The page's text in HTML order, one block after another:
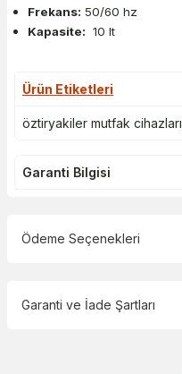
Frekans: 50/60 hz
Kapasite: 10 lt
Ürün Etiketleri
öztiryakiler mutfak cihazları
Garanti Bilgisi
Ödeme Seçenekleri
Garanti ve İade Şartları